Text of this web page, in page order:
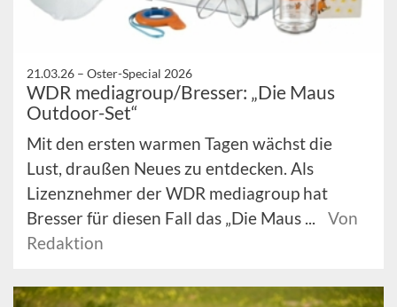
21.03.26 – Oster-Special 2026
WDR mediagroup/Bresser: „Die Maus
Outdoor-Set“
Mit den ersten warmen Tagen wächst die
Lust, draußen Neues zu entdecken. Als
Lizenznehmer der WDR mediagroup hat
Bresser für diesen Fall das „Die Maus ...
Von
Redaktion